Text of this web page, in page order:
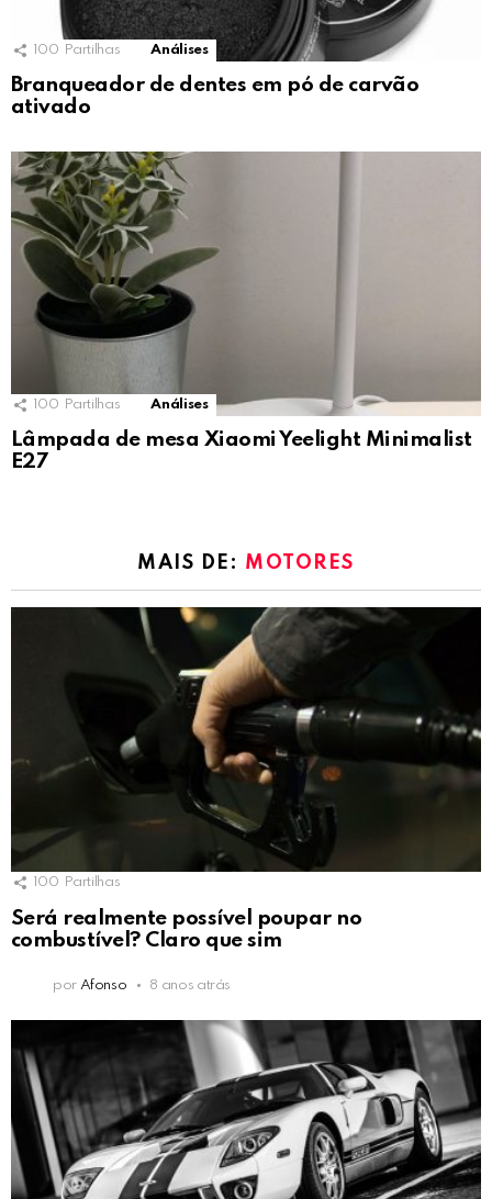
100 Partilhas Análises
Branqueador de dentes em pó de carvão
ativado
100 Partilhas Análises
Lâmpada de mesa Xiaomi Yeelight Minimalist
E27
MAIS DE: MOTORES
100 Partilhas
Será realmente possível poupar no
combustível? Claro que sim
por Afonso 8 anos atrás